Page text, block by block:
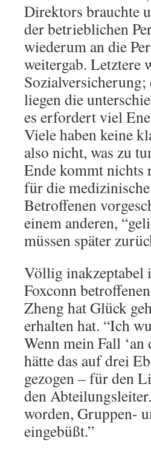
Direktors brauchte
der betrieblichen
wiederum an die
weitergab. Letztere
Sozialversicherung;
liegen die
es erfordert viel
Viele haben keine
also nicht, was zu
Ende kommt nichts
für die
Betroffenen
einem anderen,
müssen später
Völlig inakzeptabel
Foxconn
Zheng hat Glück
erhalten hat. “Ich
Wenn mein Fall ‘an
hätte das auf drei
gezogen – für den
den
worden, Gruppen-
eingebüßt.”